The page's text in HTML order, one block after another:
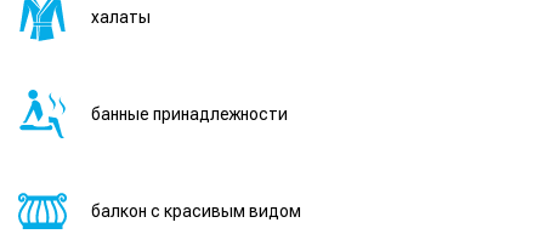
халаты
банные принадлежности
балкон с красивым видом